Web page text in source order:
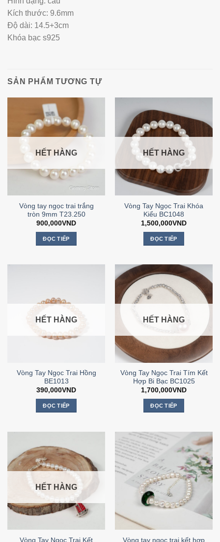
Kích thước: 9.6mm
Độ dài: 14.5+3cm
Khóa bạc s925
SẢN PHẨM TƯƠNG TỰ
HẾT HÀNG
Vòng tay ngọc trai trắng
tròn 9mm T23.250
900,000VND
ĐỌC TIẾP
HẾT HÀNG
Vòng Tay Ngọc Trai Khóa
Kiểu BC1048
1,500,000VND
ĐỌC TIẾP
HẾT HÀNG
Vòng Tay Ngọc Trai Hồng
BE1013
390,000VND
ĐỌC TIẾP
HẾT HÀNG
Vòng Tay Ngọc Trai Tím Kết
Hợp Bi Bạc BC1025
1,700,000VND
ĐỌC TIẾP
HẾT HÀNG
Vòng Tay Ngọc Trai Kết
Vòng tay ngọc trai kết hợp